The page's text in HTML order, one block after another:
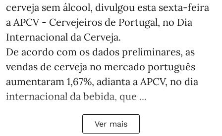
cerveja sem álcool, divulgou esta sexta-feira
a APCV - Cervejeiros de Portugal, no Dia
Internacional da Cerveja.
De acordo com os dados preliminares, as
vendas de cerveja no mercado português
aumentaram 1,67%, adianta a APCV, no dia
internacional da bebida, que ...
Ver mais